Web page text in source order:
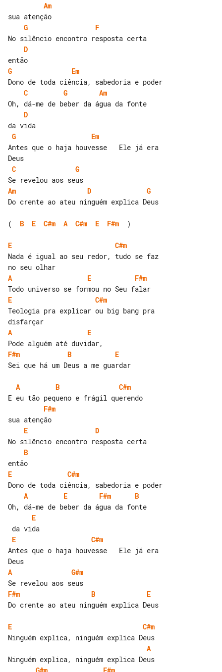
Am
G
F
D
G
Em
C
G
Am
D
G
Em
Antes que o haja houvesse   Ele já era
C
G
Am
D
G
Do crente ao ateu ninguém explica Deus
( B E C#m A C#m E F#m
  )
E
C#m
Nada é igual ao seu redor, tudo se faz
A
E
F#m
E
C#m
Teologia pra explicar ou big bang pra
A
E
F#m
B
E
Sei que há um Deus a me guardar
A B
C#m
F#m
E
D
B
E
C#m
A
E F#m
B
E
E
C#m
Antes que o haja houvesse   Ele já era
A
G#m
F#m
B
E
Do crente ao ateu ninguém explica Deus
E
C#m
A